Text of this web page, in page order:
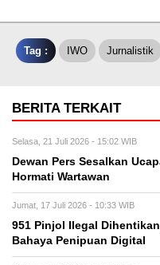
Tag : IWO Jurnalistik
BERITA TERKAIT
Selasa, 21 Juli 2026 - 15:02 WIB
Dewan Pers Sesalkan
Hormati Wartawan
Jumat, 17 Juli 2026 - 10:33 WIB
951 Pinjol Ilegal
Bahaya Penipuan Digital